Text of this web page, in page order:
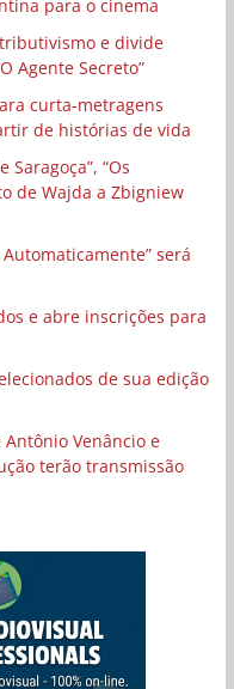
para o cinema
e divide
Agente Secreto”
curta-metragens
de histórias de vida
“Os
de Wajda a Zbigniew
será
e abre inscrições para
de sua edição
Antônio Venâncio e
terão transmissão